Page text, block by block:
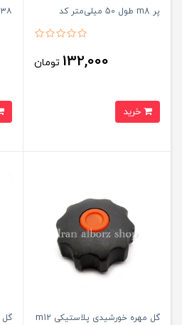
پر m8 طول 50 میلی‌متر کد
132,000 تومان
۳۸ کد 00202560
گل مهره خورشیدی پلاستیکی m12